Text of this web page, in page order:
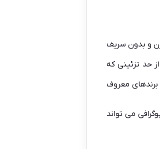
و بدون سریف
حد تزئینی که
معروف
می تواند